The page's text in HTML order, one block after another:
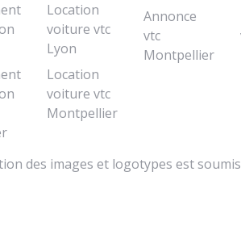
Location
voiture vtc
Lyon
Location
voiture vtc
Montpellier
Annonce
vtc
Montpellier
des images et logotypes est